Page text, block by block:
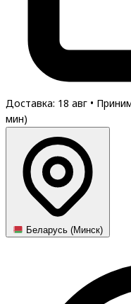
Доставка: 18 авг •
мин)
Беларусь (Минск)